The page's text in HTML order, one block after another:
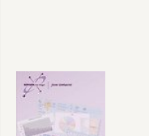
Excel 365 Basis